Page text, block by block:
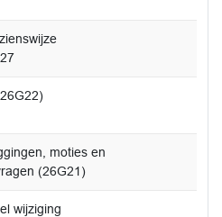
moties en
(26G21)
wijziging